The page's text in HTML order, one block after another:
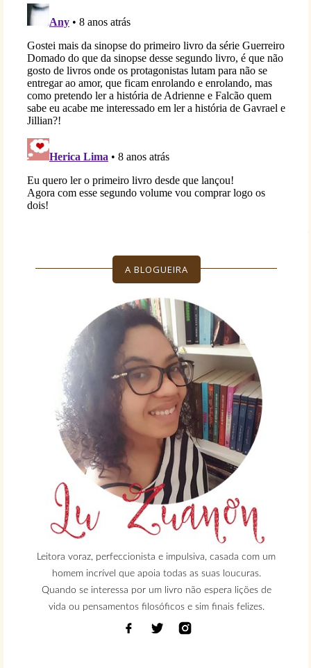
A BLOGUEIRA
Leitora voraz, perfeccionista e impulsiva, casada com um
homem incrível que apoia todas as suas loucuras.
Quando se interessa por um livro não espera lições de
vida ou pensamentos filosóficos e sim finais felizes.